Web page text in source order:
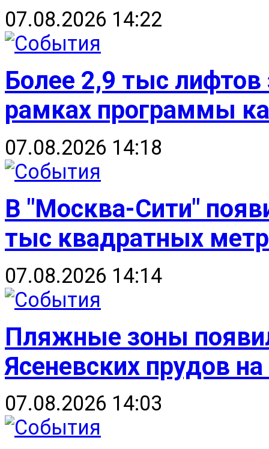
07.08.2026 14:22
Более 2,9 тыс
рамках программы
07.08.2026 14:18
В "Москва-Сити"
тыс квадратных
07.08.2026 14:14
Пляжные зоны
Ясеневских прудов
07.08.2026 14:03